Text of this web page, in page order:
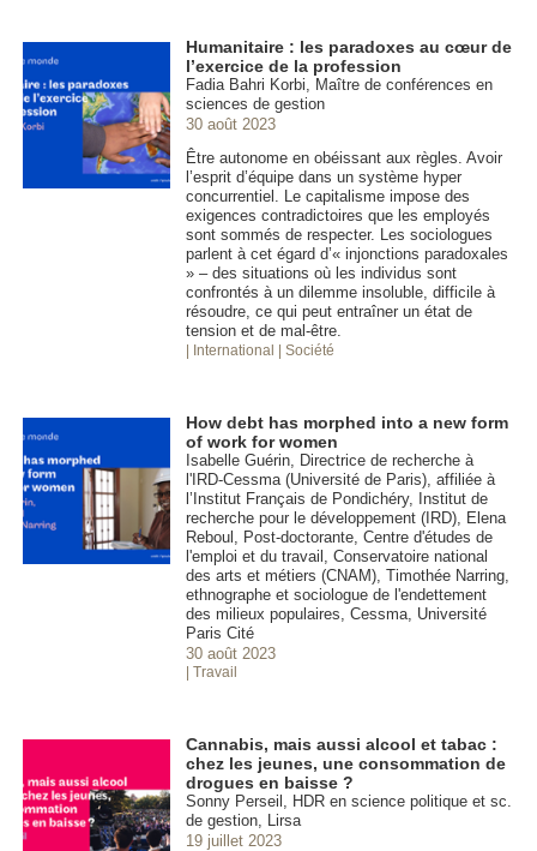
Humanitaire : les paradoxes au cœur de
l’exercice de la profession
Fadia Bahri Korbi, Maître de conférences en
sciences de gestion
30 août 2023
Être autonome en obéissant aux règles. Avoir
l’esprit d’équipe dans un système hyper
concurrentiel. Le capitalisme impose des
exigences contradictoires que les employés
sont sommés de respecter. Les sociologues
parlent à cet égard d’« injonctions paradoxales
» – des situations où les individus sont
confrontés à un dilemme insoluble, difficile à
résoudre, ce qui peut entraîner un état de
tension et de mal-être.
| International | Société
How debt has morphed into a new form
of work for women
Isabelle Guérin, Directrice de recherche à
l'IRD-Cessma (Université de Paris), affiliée à
l’Institut Français de Pondichéry, Institut de
recherche pour le développement (IRD), Elena
Reboul, Post-doctorante, Centre d'études de
l'emploi et du travail, Conservatoire national
des arts et métiers (CNAM), Timothée Narring,
ethnographe et sociologue de l'endettement
des milieux populaires, Cessma, Université
Paris Cité
30 août 2023
| Travail
Cannabis, mais aussi alcool et tabac :
chez les jeunes, une consommation de
drogues en baisse ?
Sonny Perseil, HDR en science politique et sc.
de gestion, Lirsa
19 juillet 2023